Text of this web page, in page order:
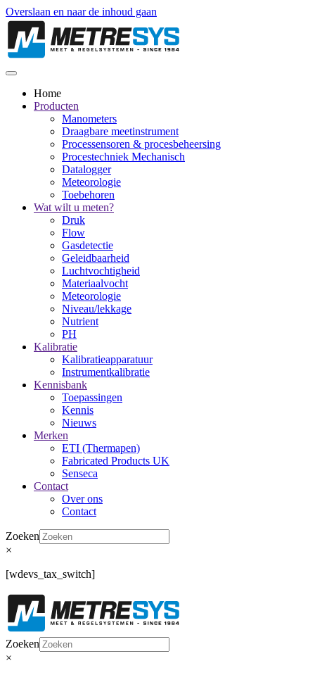
Overslaan en naar de inhoud gaan
Home
Producten
Manometers
Draagbare meetinstrument
Processensoren & procesbeheersing
Procestechniek Mechanisch
Datalogger
Meteorologie
Toebehoren
Wat wilt u meten?
Druk
Flow
Gasdetectie
Geleidbaarheid
Luchtvochtigheid
Materiaalvocht
Meteorologie
Niveau/lekkage
Nutrient
PH
Kalibratie
Kalibratieapparatuur
Instrumentkalibratie
Kennisbank
Toepassingen
Kennis
Nieuws
Merken
ETI (Thermapen)
Fabricated Products UK
Senseca
Contact
Over ons
Contact
Zoeken
×
[wdevs_tax_switch]
Zoeken
×